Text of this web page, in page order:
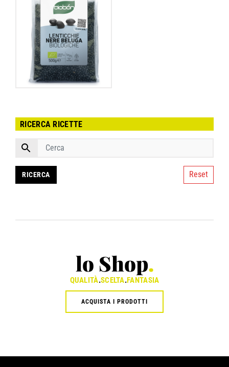
RICERCA RICETTE
Reset
lo Shop.
QUALITÀ.SCELTA.FANTASIA
ACQUISTA I PRODOTTI